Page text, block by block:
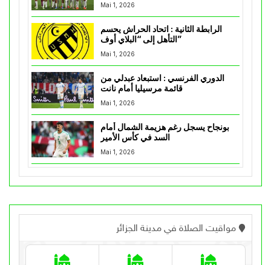
Mai 1, 2026
الرابطة الثانية : اتحاد الحراش يحسم
التأهل إلى “البلاي أوف”
Mai 1, 2026
الدوري الفرنسي : استبعاد عبدلي من
قائمة مرسيليا أمام نانت
Mai 1, 2026
بونجاح يسجل رغم هزيمة الشمال أمام
السد في كأس الأمير
Mai 1, 2026